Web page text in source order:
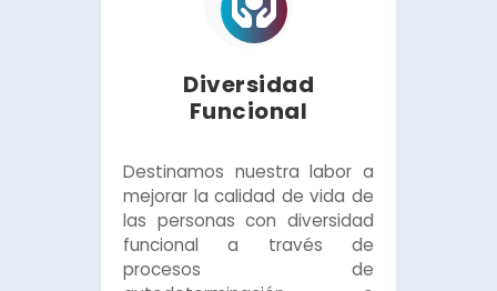
Diversidad
Funcional
Destinamos nuestra labor a
mejorar la calidad de vida de
las personas con diversidad
funcional a través de
procesos de